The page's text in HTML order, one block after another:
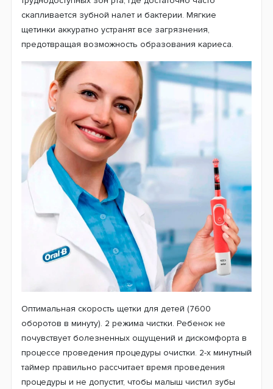
скапливается зубной налет и бактерии. Мягкие
щетинки аккуратно устранят все загрязнения,
предотвращая возможность образования кариеса.
Оптимальная скорость щетки для детей (7600
оборотов в минуту). 2 режима чистки. Ребенок не
почувствует болезненных ощущений и дискомфорта в
процессе проведения процедуры очистки. 2-х минутный
таймер правильно рассчитает время проведения
процедуры и не допустит, чтобы малыш чистил зубы